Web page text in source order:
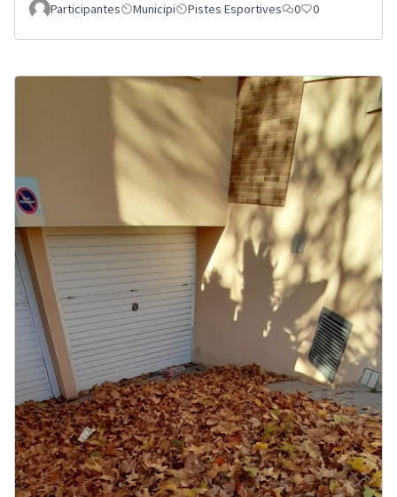
Participantes Municipi Pistes Esportives 0 0